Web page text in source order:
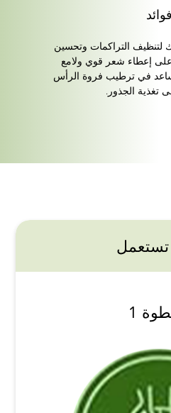
فوائد
التراكمات وتحسين
إعطاء شعر قوي ولامع
في ترطيب فروة الرأس
تغذية الجذور.
1